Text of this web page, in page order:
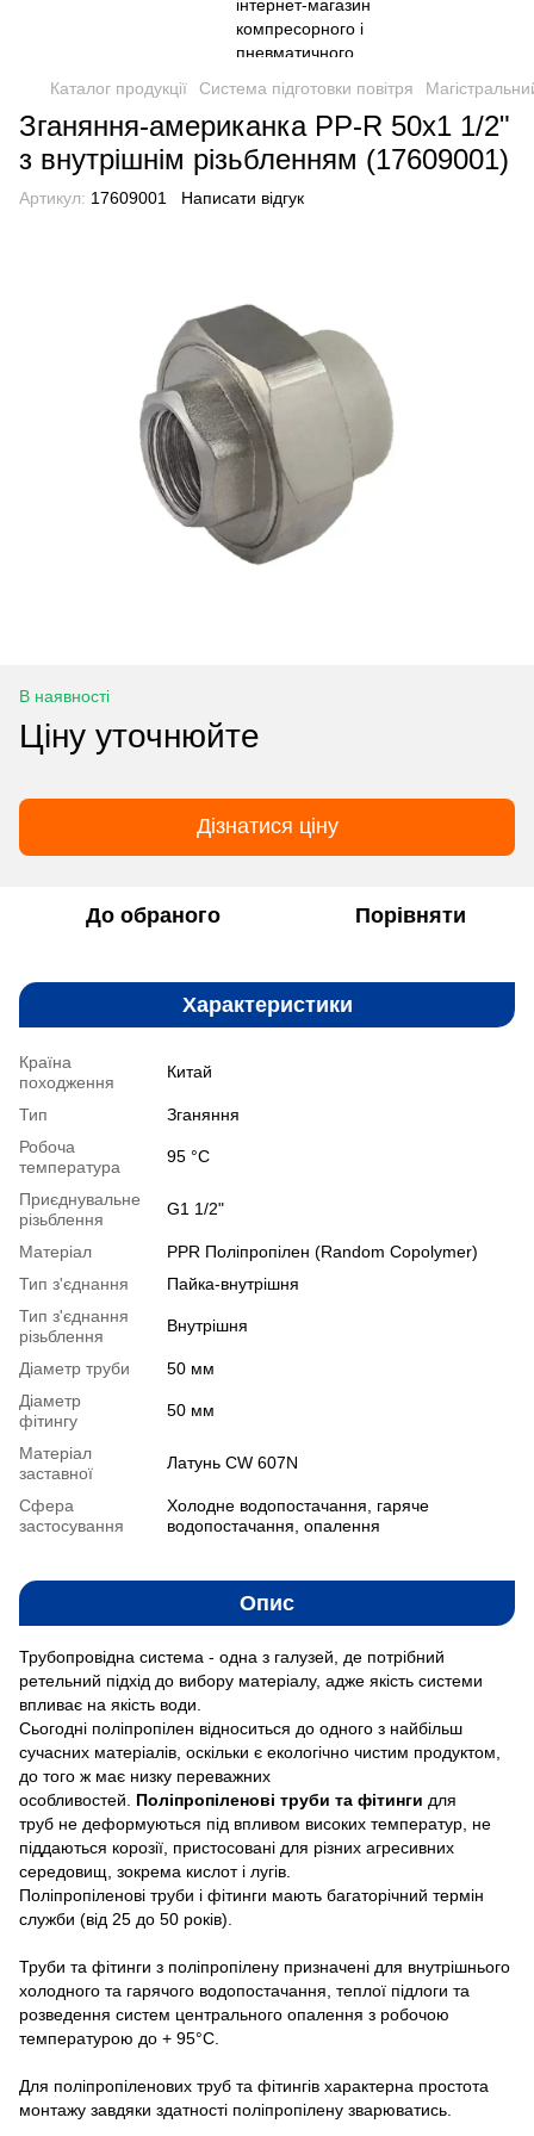
Каталог продукції Система підготовки повітря
Зганяння-американка PP-R 50х1 1/2"
з внутрішнім різьбленням (17609001)
Артикул: 17609001 Написати відгук
В наявності
Ціну уточнюйте
Дізнатися ціну
До обраного Порівняти
Характеристики
Країна
походження
Китай
Тип
Зганяння
Робоча
температура
95 °C
Приєднувальне
різьблення
G1 1/2"
Матеріал
PPR Поліпропілен (Random Copolymer)
Тип з'єднання
Пайка-внутрішня
Тип з'єднання
різьблення
Внутрішня
Діаметр труби
50 мм
Діаметр
фітингу
50 мм
Матеріал
заставної
Латунь CW 607N
Сфера
застосування
Холодне водопостачання, гаряче
водопостачання, опалення
Опис
Трубопровідна система - одна з галузей, де потрібний
ретельний підхід до вибору матеріалу, адже якість системи
впливає на якість води.
Сьогодні поліпропілен відноситься до одного з найбільш
сучасних матеріалів, оскільки є екологічно чистим продуктом,
до того ж має низку переважних
особливостей. Поліпропіленові труби та фітинги для
труб не деформуються під впливом високих температур, не
піддаються корозії, пристосовані для різних агресивних
середовищ, зокрема кислот і лугів.
Поліпропіленові труби і фітинги мають багаторічний термін
служби (від 25 до 50 років).
Труби та фітинги з поліпропілену призначені для внутрішнього
холодного та гарячого водопостачання, теплої підлоги та
розведення систем центрального опалення з робочою
температурою до + 95°С.
Для поліпропіленових труб та фітингів характерна простота
монтажу завдяки здатності поліпропілену зварюватись.